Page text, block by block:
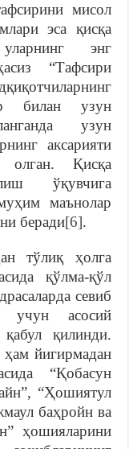
мисол
эса қисқа
энг
“Тафсири
билан узун
узун
аксарияти
Қисқа
ўқувчига
маънолар
беради[6].
тўлиқ ҳолга
қўлма-қўл
севиб
учун асосий
қилинди.
йигирмадан
“Қобасун
“Ҳошиятул
баҳройн ва
ҳошияларини